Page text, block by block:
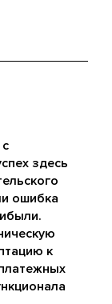
здесь
ошибка
к